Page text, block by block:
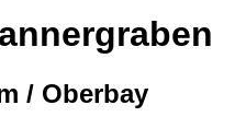
/ Oberbay